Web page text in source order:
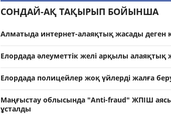
СОНДАЙ-АҚ ТАҚЫРЫП БОЙЫНША
Алматыда интернет-алаяқтық жасады деген
Елордада әлеуметтік желі арқылы алаяқтық
Елордада полицейлер жоқ үйлерді жалға
Маңғыстау облысында "Anti-fraud" ЖПІШ
ұсталды